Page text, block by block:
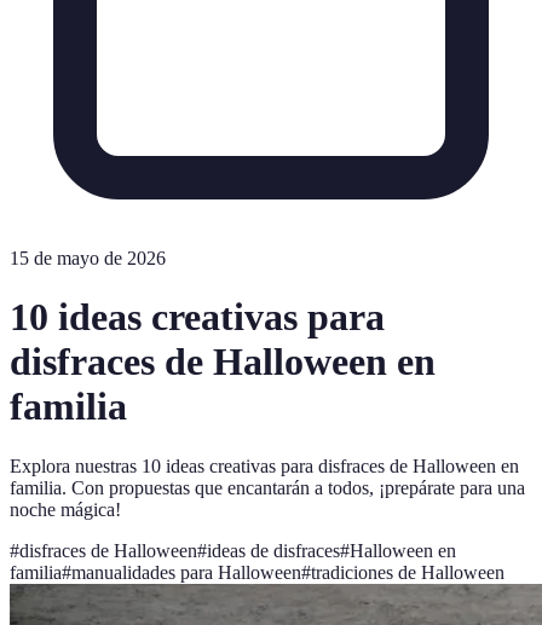
15 de mayo de 2026
10 ideas creativas para
disfraces de Halloween en
familia
Explora nuestras 10 ideas creativas para disfraces de Halloween en
familia. Con propuestas que encantarán a todos, ¡prepárate para una
noche mágica!
#disfraces de Halloween#ideas de disfraces#Halloween en
familia#manualidades para Halloween#tradiciones de Halloween